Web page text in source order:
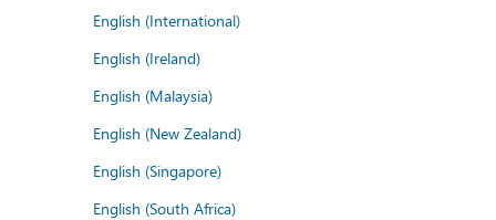
English (International)
English (Ireland)
English (Malaysia)
English (New Zealand)
English (Singapore)
English (South Africa)